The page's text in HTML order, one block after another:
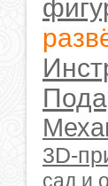
3D-
сад и